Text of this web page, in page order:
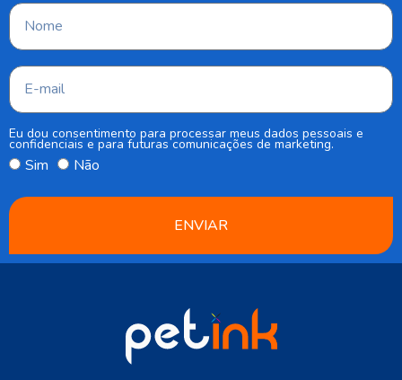
Eu dou consentimento para processar meus dados pessoais e
confidenciais e para futuras comunicações de marketing.
Sim Não
ENVIAR